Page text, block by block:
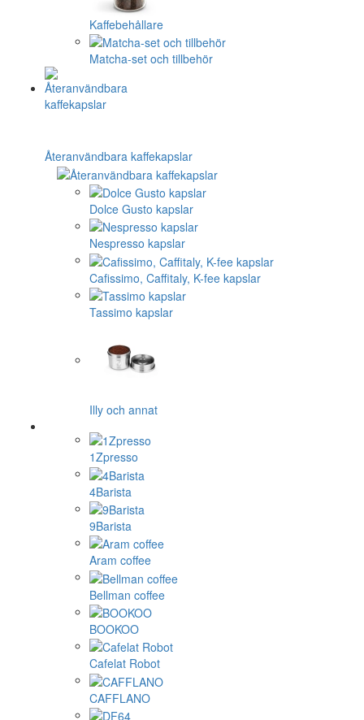
Kaffebehållare
Matcha-set och tillbehör
Återanvändbara kaffekapslar
Dolce Gusto kapslar
Nespresso kapslar
Cafissimo, Caffitaly, K-fee kapslar
Tassimo kapslar
Illy och annat
1Zpresso
4Barista
9Barista
Aram coffee
Bellman coffee
BOOKOO
Cafelat Robot
CAFFLANO